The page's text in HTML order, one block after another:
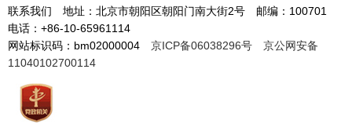
联系我们 地址：北京市朝阳区朝阳门南大街2号 邮编：100701
电话：+86-10-65961114
网站标识码：bm02000004 京ICP备06038296号
京公网安备
11040102700114